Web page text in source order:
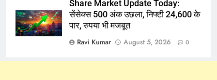
Share Market Update Today:
सेंसेक्स 500 अंक उछला, निफ्टी 24,600 के
पार, रुपया भी मजबूत
Ravi Kumar
August 5, 2026 0